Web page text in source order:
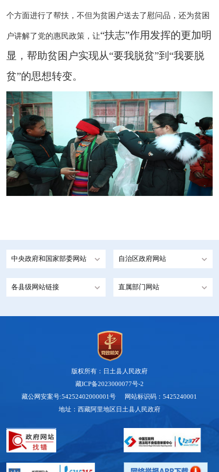
个方面进行了帮扶，不但为贫困户送去了慰问品，还为贫困
户讲解了党的惠民政策，让“扶志”作用发挥的更加明
显，帮助贫困户实现从“要我脱贫”到“我要脱
贫”的思想转变。
中央政府和国家部委网站 自治区政府网站
各县级网站链接 直属部门网站
版权所有：日土县人民政府
藏ICP备2023000077号-2
藏公网安案号:54252402000001号 网站标识码：5425240001
地址：西藏阿里地区日土县人民政府